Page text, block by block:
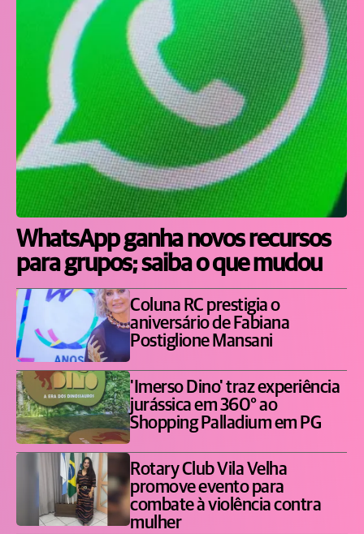
WhatsApp ganha novos recursos
para grupos; saiba o que mudou
Coluna RC prestigia o
aniversário de Fabiana
Postiglione Mansani
'Imerso Dino' traz experiência
jurássica em 360° ao
Shopping Palladium em PG
Rotary Club Vila Velha
promove evento para
combate à violência contra
mulher